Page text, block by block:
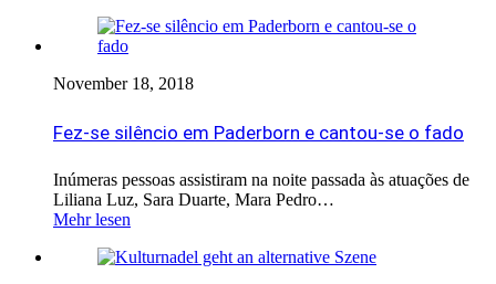
November 18, 2018
Fez-se silêncio em Paderborn e cantou-se o fado
Inúmeras pessoas assistiram na noite passada às atuações de
Liliana Luz, Sara Duarte, Mara Pedro…
Mehr lesen